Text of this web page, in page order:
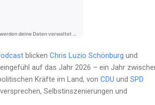
blicken Chris Luzio Schönburg und
auf das Jahr 2026 – ein Jahr
Kräfte im Land, von CDU und SPD
Selbstinszenierungen und